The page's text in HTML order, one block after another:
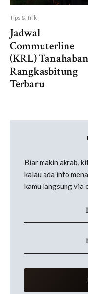
Tips & Trik
Jadwal
Commuterline
(KRL)
Rangkasbitung
Terbaru
Biar makin akrab,
kalau ada info
kamu langsung via